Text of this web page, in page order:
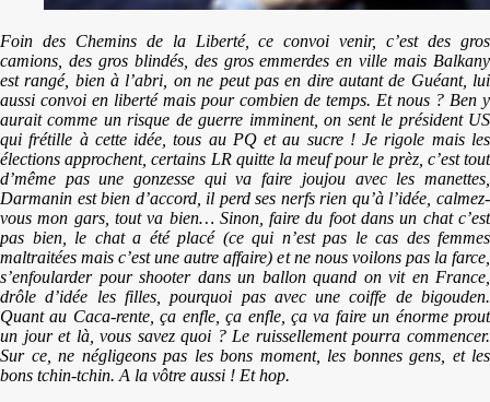
Foin des Chemins de la Liberté, ce convoi venir, c’est des gros
camions, des gros blindés, des gros emmerdes en ville mais Balkany
est rangé, bien à l’abri, on ne peut pas en dire autant de Guéant, lui
aussi convoi en liberté mais pour combien de temps. Et nous ? Ben y
aurait comme un risque de guerre imminent, on sent le président US
qui frétille à cette idée, tous au PQ et au sucre ! Je rigole mais les
élections approchent, certains LR quitte la meuf pour le prèz, c’est tout
d’même pas une gonzesse qui va faire joujou avec les manettes,
Darmanin est bien d’accord, il perd ses nerfs rien qu’à l’idée, calmez-
vous mon gars, tout va bien… Sinon, faire du foot dans un chat c’est
pas bien, le chat a été placé (ce qui n’est pas le cas des femmes
maltraitées mais c’est une autre affaire) et ne nous voilons pas la farce,
s’enfoularder pour shooter dans un ballon quand on vit en France,
drôle d’idée les filles, pourquoi pas avec une coiffe de bigouden.
Quant au Caca-rente, ça enfle, ça enfle, ça va faire un énorme prout
un jour et là, vous savez quoi ? Le ruissellement pourra commencer.
Sur ce, ne négligeons pas les bons moment, les bonnes gens, et les
bons tchin-tchin. A la vôtre aussi ! Et hop.